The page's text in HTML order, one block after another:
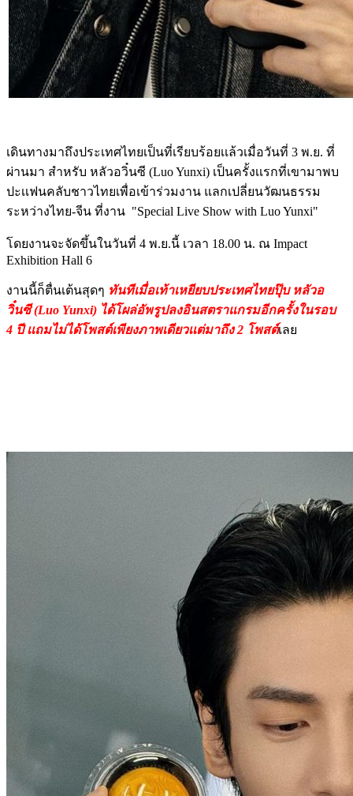
เดินทางมาถึงประเทศไทยเป็นที่เรียบร้อยเเล้วเมื่อวันที่ 3 พ.ย. ที่
ผ่านมา สำหรับ หลัวอวิ๋นซี (Luo Yunxi) เป็นครั้งเเรกที่เขามาพบ
ปะเเฟนคลับชาวไทยเพื่อเข้าร่วมงาน แลกเปลี่ยนวัฒนธรรม
ระหว่างไทย-จีน ที่งาน "Special Live Show with Luo Yunxi"
โดยงานจะจัดขึ้นในวันที่ 4 พ.ย.นี้ เวลา 18.00 น. ณ Impact
Exhibition Hall 6
งานนี้ก็ตื่นเต้นสุดๆ ทันทีเมื่อเท้าเหยียบประเทศไทยปุ๊บ หลัวอ
วิ๋นซี (Luo Yunxi) ได้โผล่อัพรูปลงอินสตราแกรมอีกครั้งในรอบ
4 ปี เเถมไม่ได้โพสต์เพียงภาพเดียวเเต่มาถึง 2 โพสต์เลย